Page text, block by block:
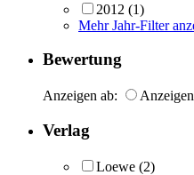
2012 (1)
Mehr Jahr-Filter
Bewertung
Anzeigen ab:
Verlag
Loewe (2)